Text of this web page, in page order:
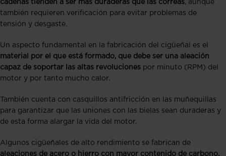
cadenas tienden a ser más duraderas que las correas, aunque
también requieren verificación para evitar problemas de
tensión y desgaste.
Un aspecto fundamental en la fabricación del cigüeñal es el
material por el que está formado, que debe ser una aleación
capaz de soportar las altas revoluciones por minuto (RPM) del
motor y por tanto mucho calor.
También cuenta con casquillos antifricción en las muñequillas
para garantizar que las uniones con las bielas sean duraderas y
de esta forma alargar la vida del motor.
Algunos cigüeñales de alto rendimiento se fabrican de
aleaciones de acero o hierro con mayor contenido de carbono,